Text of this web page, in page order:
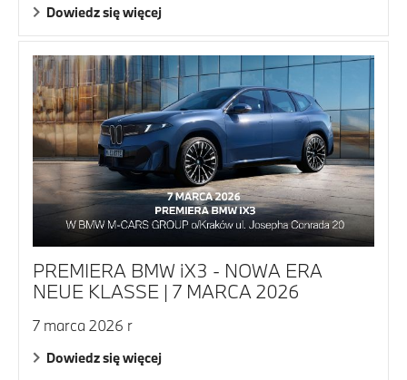
Dowiedz się więcej
PREMIERA BMW iX3 - NOWA ERA
NEUE KLASSE | 7 MARCA 2026
7 marca 2026 r
Dowiedz się więcej